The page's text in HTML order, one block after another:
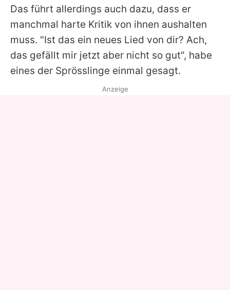
Das führt allerdings auch dazu, dass er
manchmal harte Kritik von ihnen aushalten
muss. "Ist das ein neues Lied von dir? Ach,
das gefällt mir jetzt aber nicht so gut", habe
eines der Sprösslinge einmal gesagt.
Anzeige